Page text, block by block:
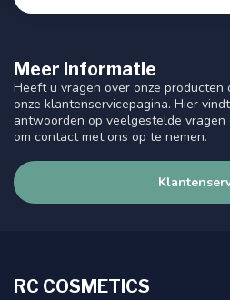
Meer informatie
Heeft u vragen over onze producten
onze klantenservicepagina. Hier
antwoorden op veelgestelde vragen
om contact met ons op te nemen.
RC COSMETICS